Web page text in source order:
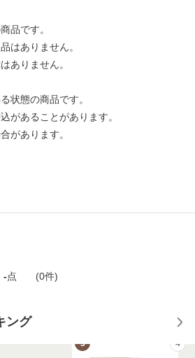
です。
ありません。
りません。
態の商品です。
あることがあります。
あります。
-点 (0件)
ング
3 4